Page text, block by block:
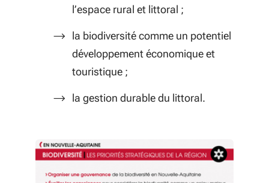
l’espace rural et littoral ;
la biodiversité comme un potentiel
développement économique et
touristique ;
la gestion durable du littoral.